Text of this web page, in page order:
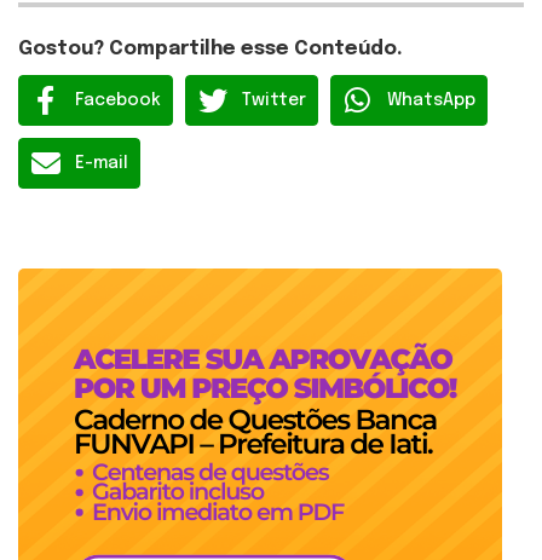
Gostou? Compartilhe esse Conteúdo.
Facebook Twitter WhatsApp
E-mail